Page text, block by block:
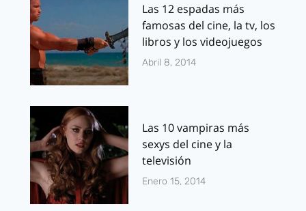
Las 12 espadas más
famosas del cine, la tv, los
libros y los videojuegos
Abril 8, 2014
Las 10 vampiras más
sexys del cine y la
televisión
Enero 15, 2014